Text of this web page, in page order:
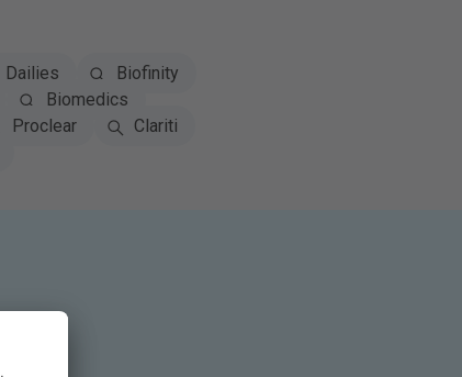
Dailies
Biofinity
Biomedics
Proclear
Clariti